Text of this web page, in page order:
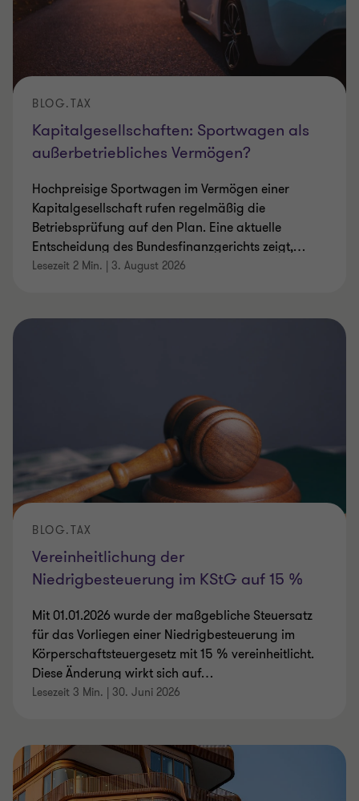
Kapitalgesellschaften: Sportwagen als
außerbetriebliches Vermögen?
BLOG.TAX
Hochpreisige Sportwagen im Vermögen einer
Kapitalgesellschaft rufen regelmäßig die
Betriebsprüfung auf den Plan. Eine aktuelle
Entscheidung des Bundesfinanzgerichts zeigt,…
Lesezeit 2 Min. | 3. August 2026
Vereinheitlichung der
Niedrigbesteuerung im KStG auf 15 %
BLOG.TAX
Mit 01.01.2026 wurde der maßgebliche Steuersatz
für das Vorliegen einer Niedrigbesteuerung im
Körperschaftsteuergesetz mit 15 % vereinheitlicht.
Diese Änderung wirkt sich auf…
Lesezeit 3 Min. | 30. Juni 2026